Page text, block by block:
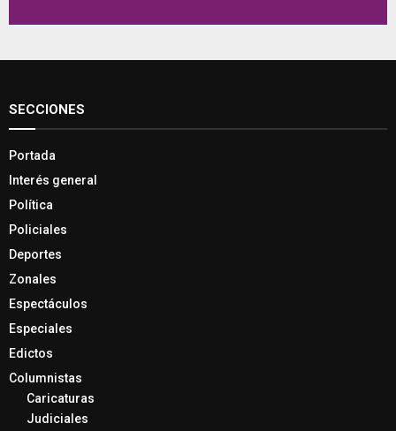
SECCIONES
Portada
Interés general
Política
Policiales
Deportes
Zonales
Espectáculos
Especiales
Edictos
Columnistas
Caricaturas
Judiciales